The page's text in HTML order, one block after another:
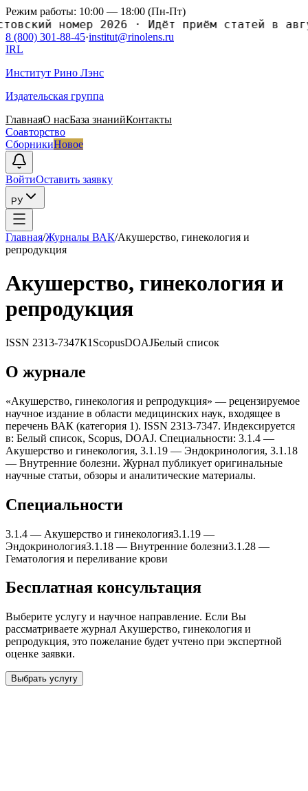
Режим работы: 10:00 — 18:00 (Пн-Пт)
номер 2026·Идёт приём статей в
8 (800) 301-88-45·institut@rinolens.ru
IRL
Институт Рино Лэнс
Издательская группа
ГлавнаяО насБаза знанийКонтакты
Соавторство
СборникиНовое
ВойтиОставить заявку
РУ
Главная/Журналы ВАК/Акушерство, гинекология и
репродукция
Акушерство, гинекология и
репродукция
ISSN 2313-7347К1 ScopusDOAJБелый список
О журнале
«Акушерство, гинекология и репродукция» — рецензируемое
научное издание в области медицинских наук, входящее в
перечень ВАК (категория 1). ISSN 2313-7347. Индексируется
в: Белый список, Scopus, DOAJ. Специальности: 3.1.4 —
Акушерство и гинекология, 3.1.19 — Эндокринология, 3.1.18
— Внутренние болезни. Журнал публикует оригинальные
научные статьи, обзоры и аналитические материалы.
Специальности
3.1.4 — Акушерство и гинекология3.1.19 —
Эндокринология3.1.18 — Внутренние болезни3.1.28 —
Гематология и переливание крови
Бесплатная консультация
Выберите услугу и научное направление. Если Вы
рассматриваете журнал Акушерство, гинекология и
репродукция, это пожелание будет учтено при экспертной
оценке заявки.
Выбрать услугу